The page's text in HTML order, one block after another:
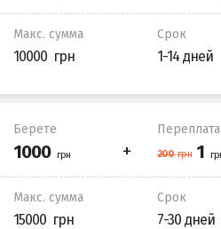
Макс. сумма
10000
Срок
1-14 дней
Берете Переплата
Макс. сумма
15000
Срок
7-30 дней